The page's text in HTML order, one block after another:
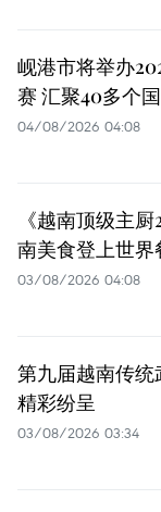
岘港市将举办
赛 汇聚40多个
04/08/2026 04:08
《越南顶级主
南美食登上世界
03/08/2026 04:08
第九届越南传
精彩纷呈
03/08/2026 03:34